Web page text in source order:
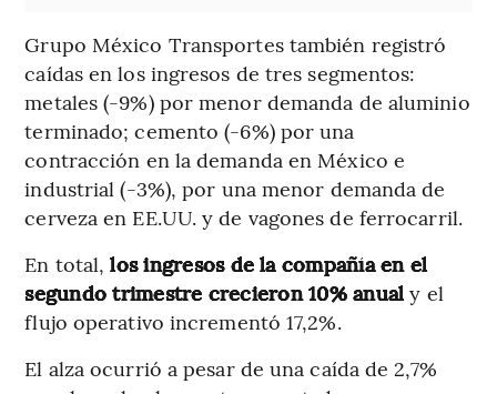
Grupo México Transportes también registró
caídas en los ingresos de tres segmentos:
metales (-9%) por menor demanda de aluminio
terminado; cemento (-6%) por una
contracción en la demanda en México e
industrial (-3%), por una menor demanda de
cerveza en EE.UU. y de vagones de ferrocarril.
En total,los ingresos de la compañía en el
segundo trimestre crecieron 10% anual y el
flujo operativo incrementó 17,2%.
El alza ocurrió a pesar de una caída de 2,7%